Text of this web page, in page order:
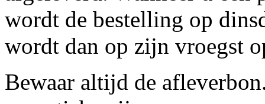
wordt de bestelling op
wordt dan op zijn vroegst
Bewaar altijd de